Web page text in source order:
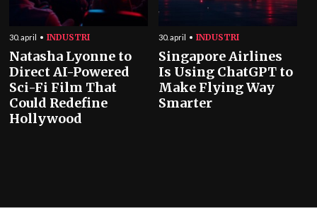
30. april INDUSTRI
Natasha Lyonne to
Direct AI-Powered
Sci-Fi Film That
Could Redefine
Hollywood
30. april INDUSTRI
Singapore Airlines
Is Using ChatGPT to
Make Flying Way
Smarter